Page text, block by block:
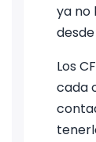
ya no
desde
Los
cada